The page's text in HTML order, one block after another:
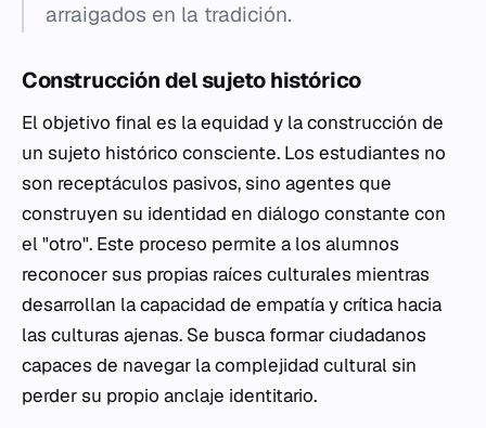
arraigados en la tradición.
Construcción del sujeto histórico
El objetivo final es la equidad y la construcción de
un sujeto histórico consciente. Los estudiantes no
son receptáculos pasivos, sino agentes que
construyen su identidad en diálogo constante con
el "otro". Este proceso permite a los alumnos
reconocer sus propias raíces culturales mientras
desarrollan la capacidad de empatía y crítica hacia
las culturas ajenas. Se busca formar ciudadanos
capaces de navegar la complejidad cultural sin
perder su propio anclaje identitario.